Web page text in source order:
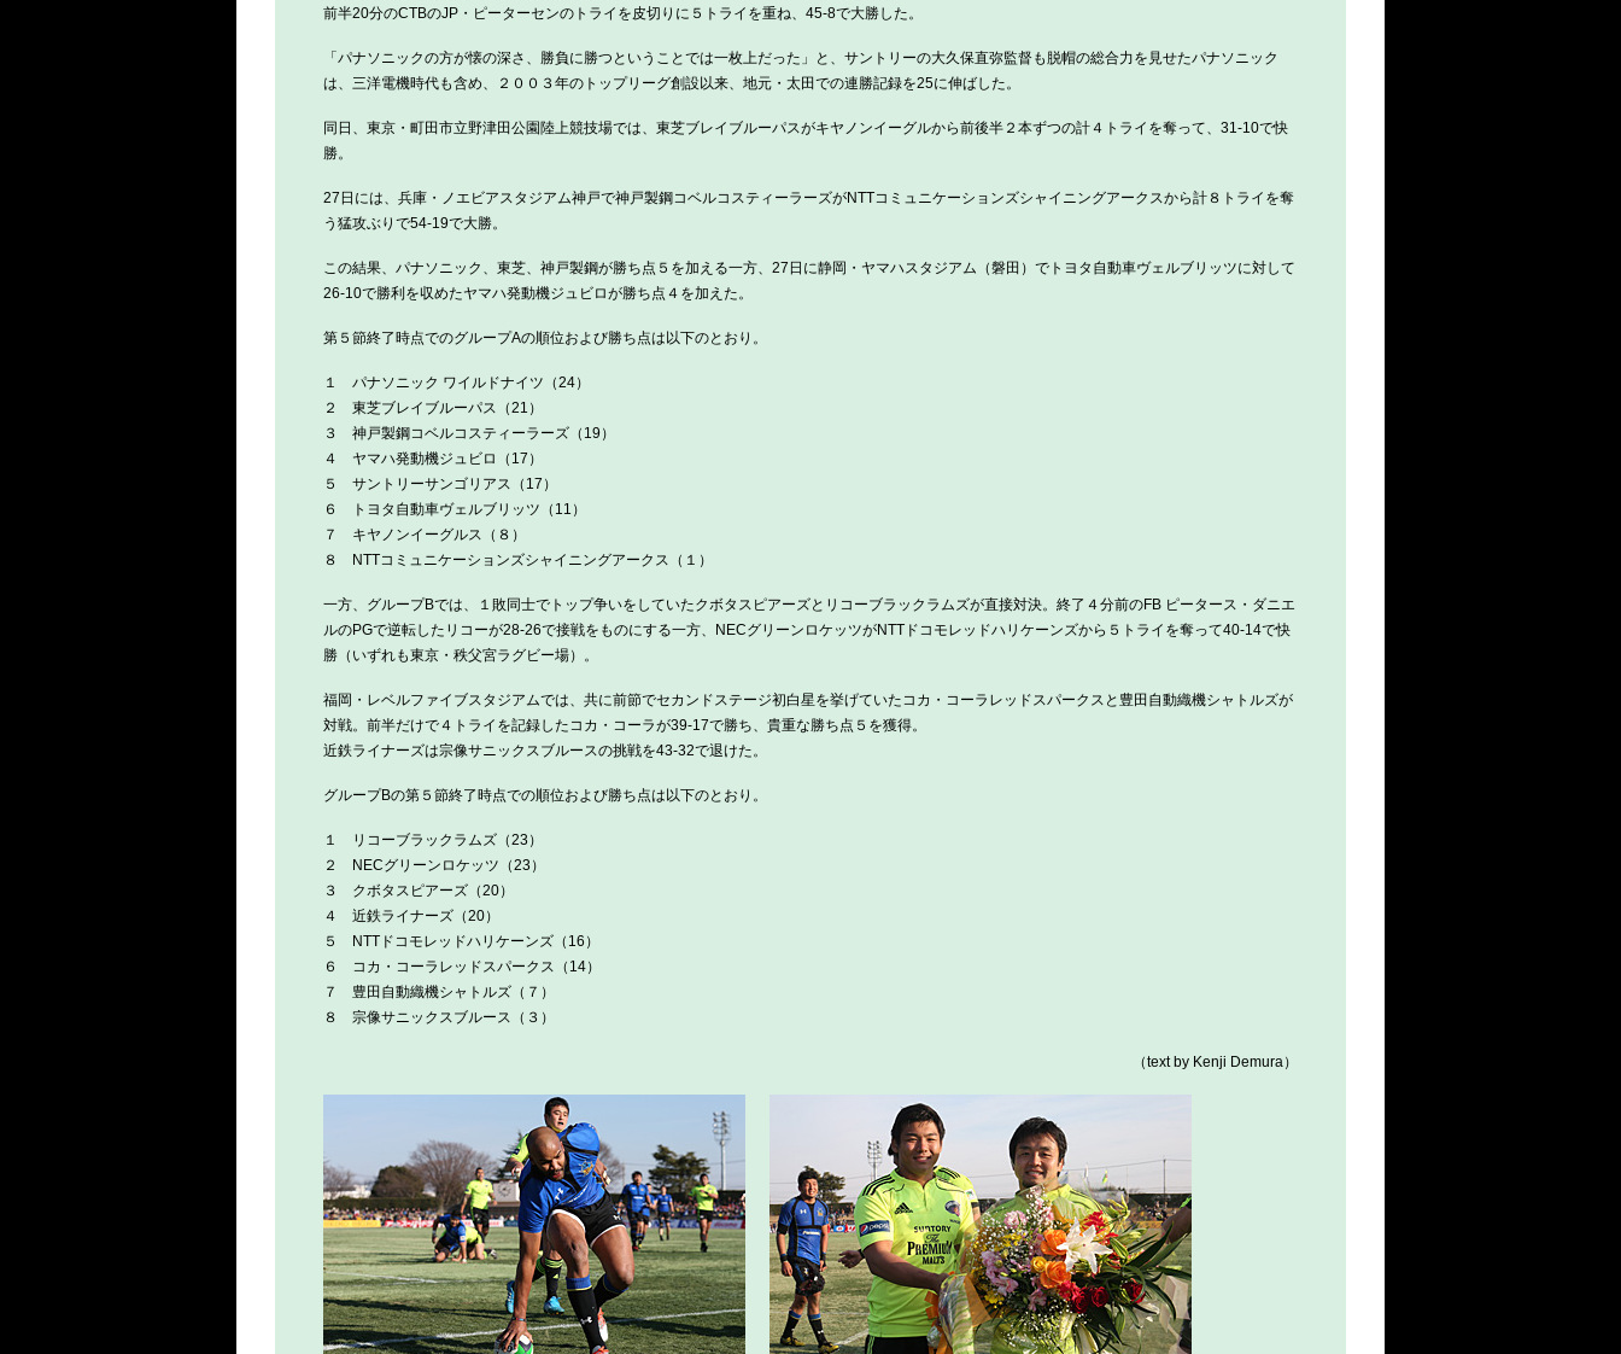
前半20分のCTBのJP・ピーターセンのトライを皮切りに５トライを重ね、45-8で大勝した。
「パナソニックの方が懐の深さ、勝負に勝つということでは一枚上だった」と、サントリーの大久保直弥監督も脱帽の総合力を見せたパナソニック
は、三洋電機時代も含め、２００３年のトップリーグ創設以来、地元・太田での連勝記録を25に伸ばした。
同日、東京・町田市立野津田公園陸上競技場では、東芝ブレイブルーパスがキヤノンイーグルから前後半２本ずつの計４トライを奪って、31-10で快
勝。
27日には、兵庫・ノエビアスタジアム神戸で神戸製鋼コベルコスティーラーズがNTTコミュニケーションズシャイニングアークスから計８トライを奪
う猛攻ぶりで54-19で大勝。
この結果、パナソニック、東芝、神戸製鋼が勝ち点５を加える一方、27日に静岡・ヤマハスタジアム（磐田）でトヨタ自動車ヴェルブリッツに対して
26-10で勝利を収めたヤマハ発動機ジュビロが勝ち点４を加えた。
第５節終了時点でのグループAの順位および勝ち点は以下のとおり。
１ パナソニック ワイルドナイツ（24）
２ 東芝ブレイブルーパス（21）
３ 神戸製鋼コベルコスティーラーズ（19）
４ ヤマハ発動機ジュビロ（17）
５ サントリーサンゴリアス（17）
６ トヨタ自動車ヴェルブリッツ（11）
７ キヤノンイーグルス（８）
８ NTTコミュニケーションズシャイニングアークス（１）
一方、グループBでは、１敗同士でトップ争いをしていたクボタスピアーズとリコーブラックラムズが直接対決。終了４分前のFB ピータース・ダニエ
ルのPGで逆転したリコーが28-26で接戦をものにする一方、NECグリーンロケッツがNTTドコモレッドハリケーンズから５トライを奪って40-14で快
勝（いずれも東京・秩父宮ラグビー場）。
福岡・レベルファイブスタジアムでは、共に前節でセカンドステージ初白星を挙げていたコカ・コーラレッドスパークスと豊田自動織機シャトルズが
対戦。前半だけで４トライを記録したコカ・コーラが39-17で勝ち、貴重な勝ち点５を獲得。
近鉄ライナーズは宗像サニックスブルースの挑戦を43-32で退けた。
グループBの第５節終了時点での順位および勝ち点は以下のとおり。
１ リコーブラックラムズ（23）
２ NECグリーンロケッツ（23）
３ クボタスピアーズ（20）
４ 近鉄ライナーズ（20）
５ NTTドコモレッドハリケーンズ（16）
６ コカ・コーラレッドスパークス（14）
７ 豊田自動織機シャトルズ（７）
８ 宗像サニックスブルース（３）
（text by Kenji Demura）